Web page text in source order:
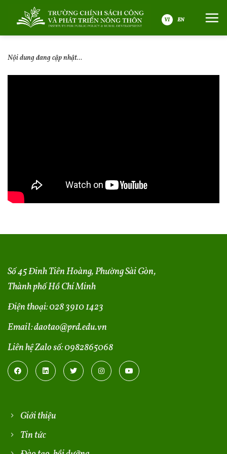
VI
Nội dung đang cập nhật…
Số 45 Đinh Tiên Hoàng, Phường Sài Gòn,
Thành phố Hồ Chí Minh
Điện thoại:028 3910 1423
Email:daotao@prd.edu.vn
Liên hệ Zalo số:0982865068
Giới thiệu
Tin tức